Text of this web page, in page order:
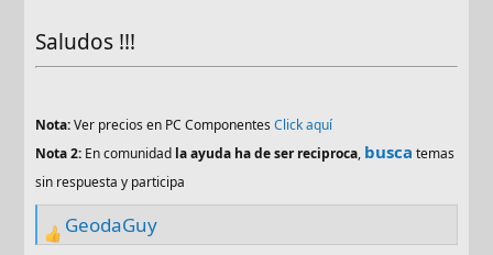
Saludos !!!
Nota:Ver precios en PC ComponentesClick aquí
Nota 2: En comunidad la ayuda ha de ser reciproca, busca temas
sin respuesta y participa
R GeodaGuy